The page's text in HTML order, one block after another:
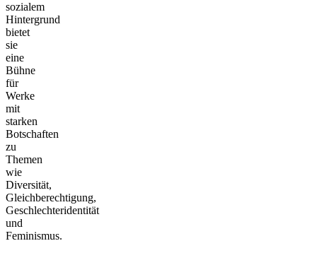
sozialem
Hintergrund
bietet
sie
eine
Bühne
für
Werke
mit
starken
Botschaften
zu
Themen
wie
Diversität,
Gleichberechtigung,
Geschlechteridentität
und
Feminismus.